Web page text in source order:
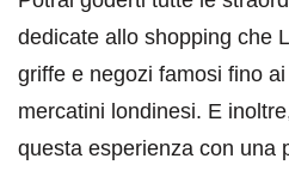
dedicate allo shopping che
griffe e negozi famosi fino
mercatini londinesi. E
questa esperienza con una